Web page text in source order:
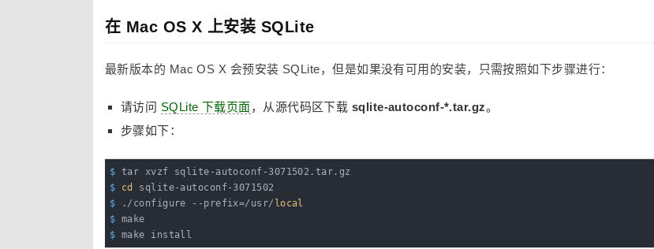
在 Mac OS X 上安装 SQLite
最新版本的 Mac OS X 会预安装 SQLite，但是如果没有可用的安装，只需按照如下步骤进行：
请访问 SQLite 下载页面，从源代码区下载 sqlite-autoconf-*.tar.gz。
步骤如下：
$ tar xvzf sqlite-autoconf-3071502.tar.gz
$
cd
sqlite-autoconf-3071502
$ ./configure --prefix=/usr/ local
$ make
$ make install